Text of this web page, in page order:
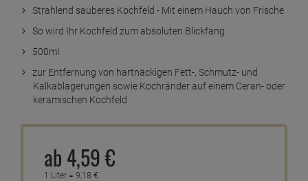
Strahlend sauberes Kochfeld - Mit einem Hauch von Frische
So wird Ihr Kochfeld zum absoluten Blickfang
500ml
zur Entfernung von hartnäckigen Fett-, Schmutz- und
Kalkablagerungen sowie Kochränder auf einem Ceran- oder
keramischen Kochfeld
ab 4,59€
1 Liter = 9,18 €